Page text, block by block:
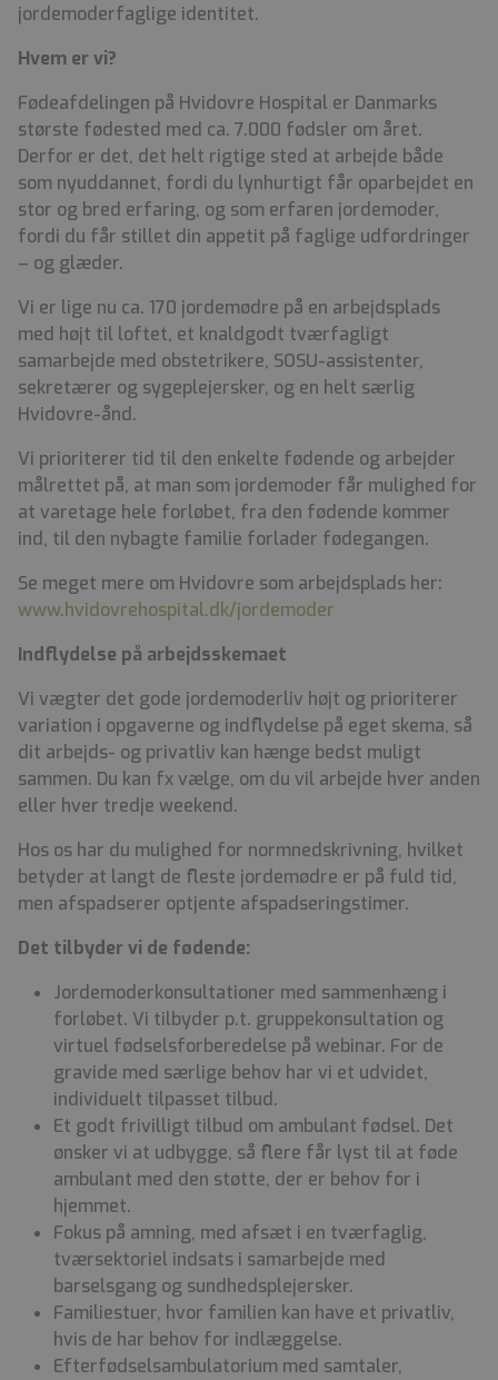
jordemoderfaglige identitet.
Hvem er vi?
Fødeafdelingen på Hvidovre Hospital er Danmarks
største fødested med ca. 7.000 fødsler om året.
Derfor er det, det helt rigtige sted at arbejde både
som nyuddannet, fordi du lynhurtigt får oparbejdet en
stor og bred erfaring, og som erfaren jordemoder,
fordi du får stillet din appetit på faglige udfordringer
– og glæder.
Vi er lige nu ca. 170 jordemødre på en arbejdsplads
med højt til loftet, et knaldgodt tværfagligt
samarbejde med obstetrikere, SOSU-assistenter,
sekretærer og sygeplejersker, og en helt særlig
Hvidovre-ånd.
Vi prioriterer tid til den enkelte fødende og arbejder
målrettet på, at man som jordemoder får mulighed for
at varetage hele forløbet, fra den fødende kommer
ind, til den nybagte familie forlader fødegangen.
Se meget mere om Hvidovre som arbejdsplads her:
www.hvidovrehospital.dk/jordemoder
Indflydelse på arbejdsskemaet
Vi vægter det gode jordemoderliv højt og prioriterer
variation i opgaverne og indflydelse på eget skema, så
dit arbejds- og privatliv kan hænge bedst muligt
sammen. Du kan fx vælge, om du vil arbejde hver anden
eller hver tredje weekend.
Hos os har du mulighed for normnedskrivning, hvilket
betyder at langt de fleste jordemødre er på fuld tid,
men afspadserer optjente afspadseringstimer.
Det tilbyder vi de fødende:
Jordemoderkonsultationer med sammenhæng i
forløbet. Vi tilbyder p.t. gruppekonsultation og
virtuel fødselsforberedelse på webinar. For de
gravide med særlige behov har vi et udvidet,
individuelt tilpasset tilbud.
Et godt frivilligt tilbud om ambulant fødsel. Det
ønsker vi at udbygge, så flere får lyst til at føde
ambulant med den støtte, der er behov for i
hjemmet.
Fokus på amning, med afsæt i en tværfaglig,
tværsektoriel indsats i samarbejde med
barselsgang og sundhedsplejersker.
Familiestuer, hvor familien kan have et privatliv,
hvis de har behov for indlæggelse.
Efterfødselsambulatorium med samtaler,